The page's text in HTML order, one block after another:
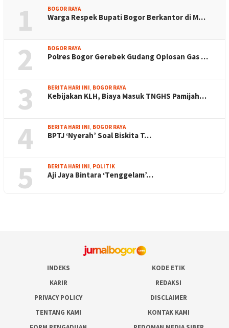
1 BOGOR RAYA
Warga Respek Bupati Bogor Berkantor di M…
2 BOGOR RAYA
Polres Bogor Gerebek Gudang Oplosan Gas …
3 BERITA HARI INI, BOGOR RAYA
Kebijakan KLH, Biaya Masuk TNGHS Pamijah…
4 BERITA HARI INI, BOGOR RAYA
BPTJ ‘Nyerah’ Soal Biskita T…
5 BERITA HARI INI, POLITIK
Aji Jaya Bintara ‘Tenggelam’…
INDEKS
KODE ETIK
KARIR
REDAKSI
PRIVACY POLICY
DISCLAIMER
TENTANG KAMI
KONTAK KAMI